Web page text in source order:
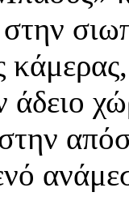
άδειο